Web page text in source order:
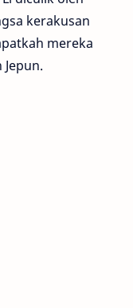
kerakusan
mereka